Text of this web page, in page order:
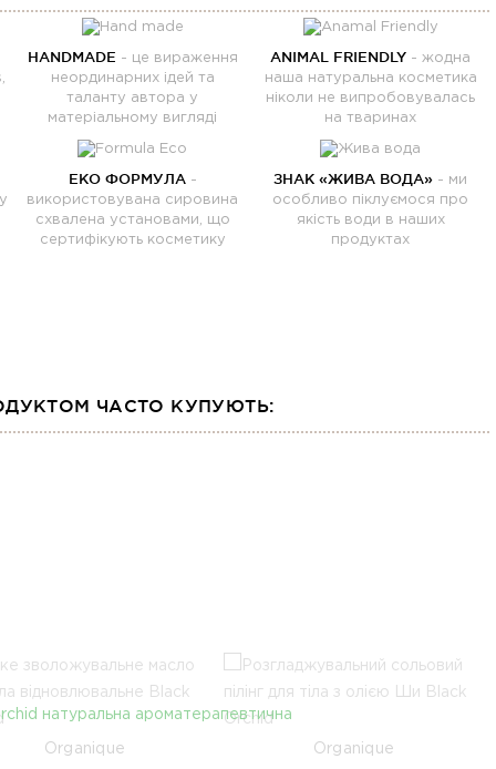
HANDMADE - це вираження
неординарних ідей та
таланту автора у
матеріальному вигляді
ANIMAL FRIENDLY - жодна
наша натуральна косметика
ніколи не випробовувалась
на тваринах
ЕКО ФОРМУЛА-
використовувана сировина
схвалена установами, що
сертифікують косметику
ЗНАК «ЖИВА ВОДА» - ми
особливо піклуємося про
якість води в наших
продуктах
ЧАСТО КУПУЮТЬ:
Organique Organique